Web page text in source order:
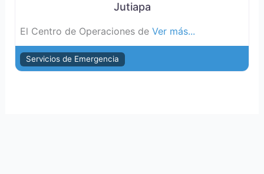
Jutiapa
El Centro de Operaciones de Ver más...
Servicios de Emergencia